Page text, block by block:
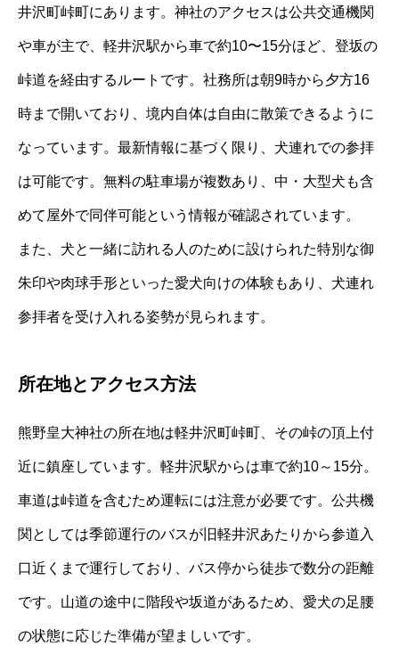
井沢町峠町にあります。神社のアクセスは公共交通機関
や車が主で、軽井沢駅から車で約10〜15分ほど、登坂の
峠道を経由するルートです。社務所は朝9時から夕方16
時まで開いており、境内自体は自由に散策できるように
なっています。最新情報に基づく限り、犬連れでの参拝
は可能です。無料の駐車場が複数あり、中・大型犬も含
めて屋外で同伴可能という情報が確認されています。
また、犬と一緒に訪れる人のために設けられた特別な御
朱印や肉球手形といった愛犬向けの体験もあり、犬連れ
参拝者を受け入れる姿勢が見られます。
所在地とアクセス方法
熊野皇大神社の所在地は軽井沢町峠町、その峠の頂上付
近に鎮座しています。軽井沢駅からは車で約10～15分。
車道は峠道を含むため運転には注意が必要です。公共機
関としては季節運行のバスが旧軽井沢あたりから参道入
口近くまで運行しており、バス停から徒歩で数分の距離
です。山道の途中に階段や坂道があるため、愛犬の足腰
の状態に応じた準備が望ましいです。